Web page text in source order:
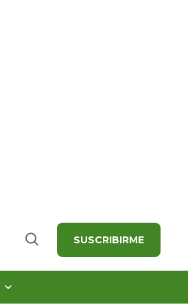
Buscar SUSCRIBIRME